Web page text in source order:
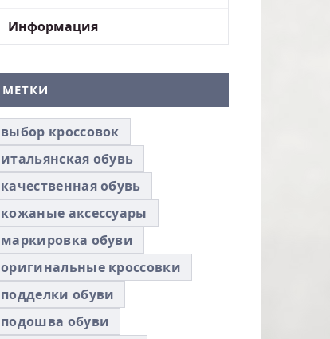
Информация
МЕТКИ
выбор кроссовок
итальянская обувь
качественная обувь
кожаные аксессуары
маркировка обуви
оригинальные кроссовки
подделки обуви
подошва обуви